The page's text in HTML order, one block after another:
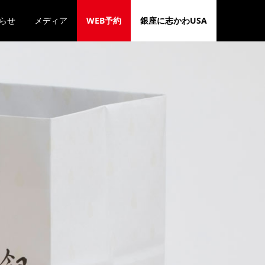
せ メディア WEB予約 銀座に志かわUSA